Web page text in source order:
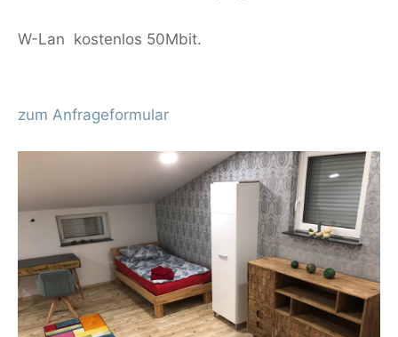
W-Lan kostenlos 50Mbit.
zum Anfrageformular